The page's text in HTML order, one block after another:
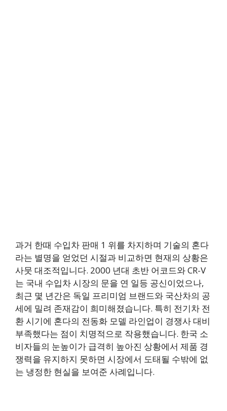
과거 한때 수입차 판매 1 위를 차지하며 기술의 혼다
라는 별명을 얻었던 시절과 비교하면 현재의 상황은
사뭇 대조적입니다. 2000 년대 초반 어코드와 CR-V
는 국내 수입차 시장의 문을 연 일등 공신이었으나,
최근 몇 년간은 독일 프리미엄 브랜드와 국산차의 공
세에 밀려 존재감이 희미해졌습니다. 특히 전기차 전
환 시기에 혼다의 전동화 모델 라인업이 경쟁사 대비
부족했다는 점이 치명적으로 작용했습니다. 한국 소
비자들의 눈높이가 급격히 높아진 상황에서 제품 경
쟁력을 유지하지 못하면 시장에서 도태될 수밖에 없
는 냉정한 현실을 보여준 사례입니다.